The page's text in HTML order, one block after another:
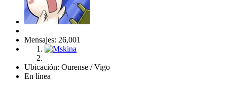
Mensajes: 26,001
Ubicación: Ourense / Vigo
En línea